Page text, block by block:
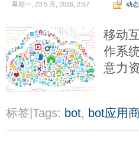
星期一, 23 5 月, 2016, 2:57 动态
移动
作系
意力
标签|Tags: bot, bot应用